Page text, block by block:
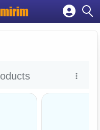
empresa